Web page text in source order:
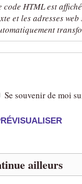
code HTML est
et les adresses web
Se souvenir de moi
ailleurs